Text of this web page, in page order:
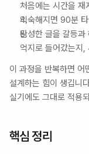
처음에는 시간을 재
익숙해지면 90분
완성한 글을 갈등과
억지로 들어갔는지,
이 과정을 반복하면 어
설계하는 힘이 생깁니
실기에도 그대로 적용
핵심 정리